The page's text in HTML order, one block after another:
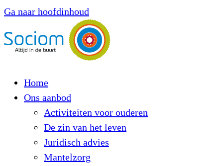
Ga naar hoofdinhoud
Home
Ons aanbod
Activiteiten voor ouderen
De zin van het leven
Juridisch advies
Mantelzorg